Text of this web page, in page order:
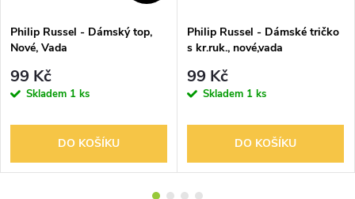
Philip Russel - Dámský top,
Nové, Vada
99 Kč
Skladem 1 ks
DO KOŠÍKU
Philip Russel - Dámské tričko
s kr.ruk., nové,vada
99 Kč
Skladem 1 ks
DO KOŠÍKU